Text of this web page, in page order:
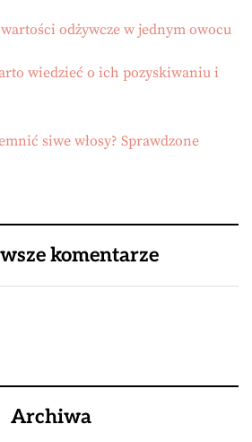
odżywcze w jednym owocu
wiedzieć o ich pozyskiwaniu i
siwe włosy? Sprawdzone
komentarze
Archiwa